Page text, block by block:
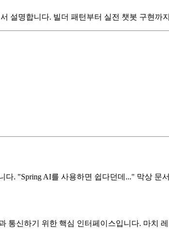
설명합니다. 빌더 패턴부터 실전 챗봇 구현까
. "Spring AI를 사용하면 쉽다던데..." 막상 문
통신하기 위한 핵심 인터페이스입니다. 마치